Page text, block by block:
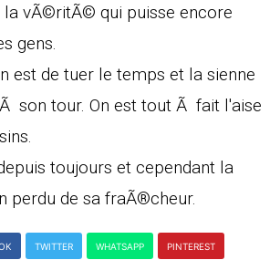
la vÃ©ritÃ© qui puisse encore
gens.
est de tuer le temps et la sienne
son tour. On est tout Ã fait l'aise
toujours et cependant la
perdu de sa fraÃ®cheur.
TWITTER WHATSAPP PINTEREST